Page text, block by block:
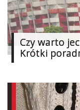
Kobiece
Wyznania
Wnętrza
Fitness
Ślub
Wesele
Czy warto
Krótki